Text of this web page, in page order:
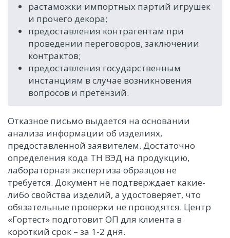
растаможки импортных партий игрушек
и прочего декора;
предоставления контрагентам при
проведении переговоров, заключении
контрактов;
предоставления государственным
инстанциям в случае возникновения
вопросов и претензий.
Отказное письмо выдается на основании
анализа информации об изделиях,
предоставленной заявителем. Достаточно
определения кода ТН ВЭД на продукцию,
лабораторная экспертиза образцов не
требуется. Документ не подтверждает какие-
либо свойства изделий, а удостоверяет, что
обязательные проверки не проводятся. Центр
«Гортест» подготовит ОП для клиента в
короткий срок – за 1-2 дня.